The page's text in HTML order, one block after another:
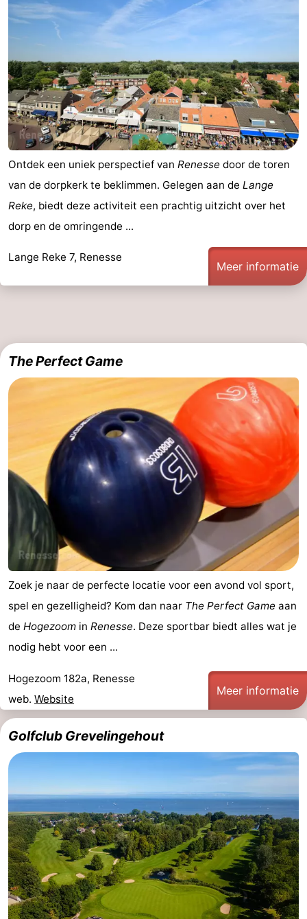
Ontdek een uniek perspectief van Renesse door de toren
van de dorpkerk te beklimmen. Gelegen aan de Lange
Reke, biedt deze activiteit een prachtig uitzicht over het
dorp en de omringende ...
Lange Reke 7, Renesse
Meer informatie
The Perfect Game
Zoek je naar de perfecte locatie voor een avond vol sport,
spel en gezelligheid? Kom dan naar The Perfect Game aan
de Hogezoom in Renesse. Deze sportbar biedt alles wat je
nodig hebt voor een ...
Hogezoom 182a, Renesse
web. Website
Meer informatie
Golfclub Grevelingehout